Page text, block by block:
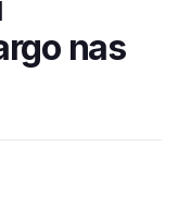
nas